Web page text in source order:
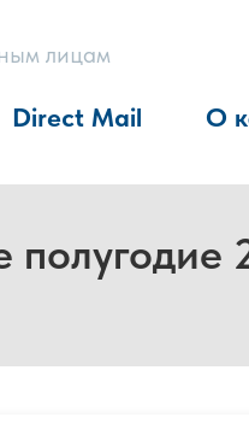
лицам
Direct Mail О